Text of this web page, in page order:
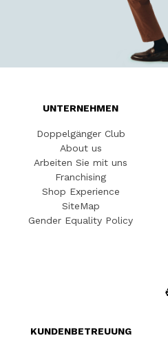
UNTERNEHMEN
Doppelgänger Club
About us
Arbeiten Sie mit uns
Franchising
Shop Experience
SiteMap
Gender Equality Policy
KUNDENBETREUUNG